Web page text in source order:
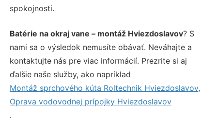
spokojnosti.
Batérie na okraj vane – montáž Hviezdoslavov? S
nami sa o výsledok nemusíte obávať. Neváhajte a
kontaktujte nás pre viac informácií. Prezrite si aj
ďalšie naše služby, ako napríklad
Montáž sprchového kúta Roltechnik Hviezdoslavov,
Oprava vodovodnej prípojky Hviezdoslavov
.